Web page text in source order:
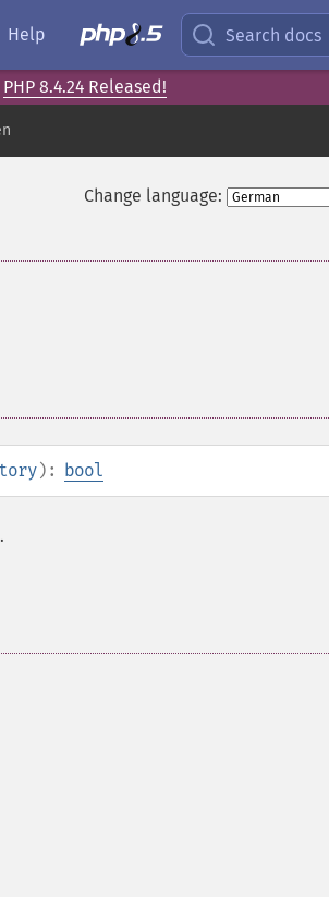
Help Search docs
PHP 8.4.24 Released!
Change language:
): bool